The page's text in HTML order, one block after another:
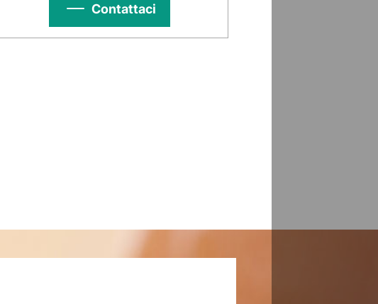
Contattaci